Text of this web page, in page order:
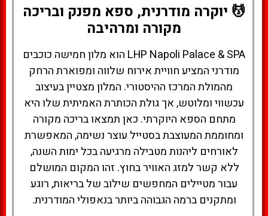
💆 יוקרה מודרנית, ספא מפנק ובריכה
מקורה ומרהיבה
LHP Napoli Palace & SPA הוא מלון חמישה כוכבים
מודרני המציע חוויית אירוח שלווה ומפוארת הרחק
מהמולת המרכז ההיסטורי. המלון מצטיין בעיצוב
עכשווי ומלוטש, אך גולת הכותרת האמיתית שלו היא
מתחם הספא היוקרתי. כאן תמצאו בריכה מקורה
ומחוממת המעוצבת בסטייל עוצר נשימה, המאפשרת
לאורחים ליהנות מטבילה מרגיעה בכל ימות השנה,
ללא קשר למזג האוויר בחוץ. זהו המקום המושלם
עבור מטיילים המחפשים שילוב של בריאות, רוגע
ומתקנים ברמה הגבוהה ביותר בנאפולי המודרנית.